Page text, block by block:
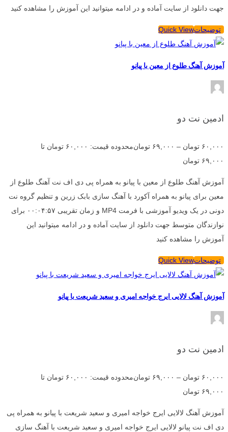
جهت دانلود از سایت آماده و در ادامه میتوانید این آموزش را مشاهده کنید
توضیحاتQuick View
آموزش آهنگ طلوع از معین با پیانو
ادمین نت دو
۶۰,۰۰۰ تومان – ۶۹,۰۰۰ تومان
محدوده قیمت: ۶۰,۰۰۰ تومان تا
۶۹,۰۰۰ تومان
آموزش آهنگ طلوع از معین با پیانو به همراه پی دی اف نت آهنگ طلوع از
معین برای پیانو به همراه آکورد با آهنگ سازی بابک زرین و تنظیم گروه نت
دونی در یک ویدیو آموزشی با فرمت MP4 و زمان تقریبی ۰۰:۰۴:۵۷ برای
نوازندگان متوسط جهت دانلود از سایت آماده و در ادامه میتوانید این
آموزش را مشاهده کنید
توضیحاتQuick View
آموزش آهنگ لالایی ایرج خواجه امیری و سعید شریعت با پیانو
ادمین نت دو
۶۰,۰۰۰ تومان – ۶۹,۰۰۰ تومان
محدوده قیمت: ۶۰,۰۰۰ تومان تا
۶۹,۰۰۰ تومان
آموزش آهنگ لالایی ایرج خواجه امیری و سعید شریعت با پیانو به همراه پی
دی اف نت پیانو لالایی ایرج خواجه امیری و سعید شریعت با آهنگ سازی